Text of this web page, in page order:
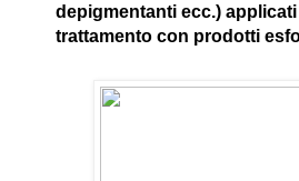
depigmentanti ecc.)
trattamento con prodotti